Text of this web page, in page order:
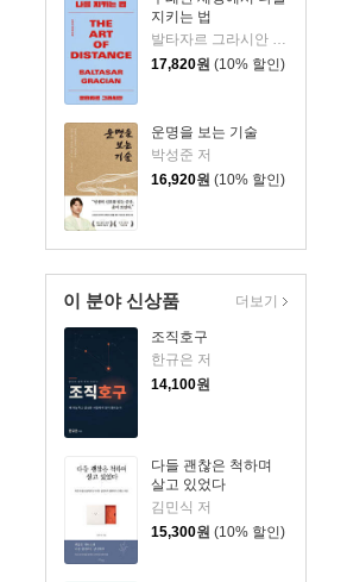
지키는 법
발타자르 그라시안 저/하와이 대저택 편저
17,820원 (10% 할인)
운명을 보는 기술
박성준 저
16,920원 (10% 할인)
이 분야 신상품
조직호구
한규은 저
14,100원
다들 괜찮은 척하며
살고 있었다
김민식 저
15,300원 (10% 할인)
더보기
스몰빅라이프